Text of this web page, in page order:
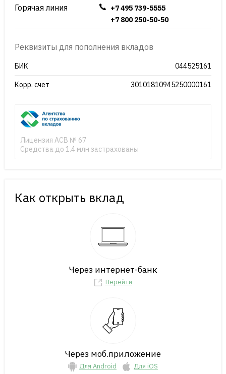
Горячая линия
+7 495 739-5555
+7 800 250-50-50
Реквизиты для пополнения вкладов
БИК 044525161
Корр. счет 30101810945250000161
Лицензия АСВ № 67
Средства до 1.4 млн застрахованы
Как открыть вклад
Через интернет-банк
Перейти
Через моб.приложение
Для Android Для iOS